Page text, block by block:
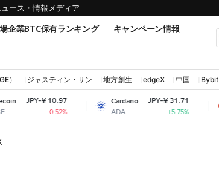
ース・情報メディア
企業BTC保有ランキング キャンペーン情報
） ジャスティン・サン 地方創生 edgeX 中国 Bybit
Cardano
ADA
JPY-¥ 31.71
+5.75%
Shiba Inu
SHIB